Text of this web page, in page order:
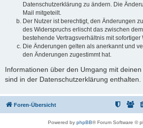
Datenschutzerklärung zu ändern. Die
Mail mitgeteilt.
Der Nutzer ist berechtigt, den Änderungen
des Widerspruchs erlischt das zwischen
bestehende Vertragsverhältnis mit sofortiger
Die Änderungen gelten als anerkannt und
den Änderungen zugestimmt hat.
Informationen über den Umgang mit
sind in der Datenschutzerklärung enthalten.
Foren-Übersicht
Powered by phpBB® Forum Software ©